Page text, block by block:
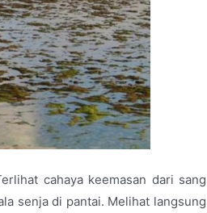
cahaya keemasan dari sang
senja di pantai. Melihat langsung